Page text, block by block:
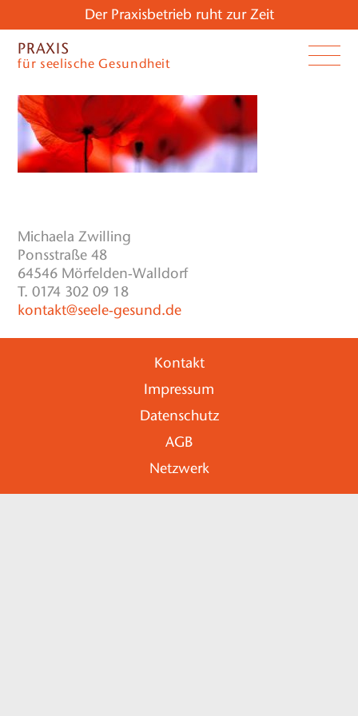
Der Praxisbetrieb ruht zur Zeit
PRAXIS
für seelische Gesundheit
Michaela Zwilling
Ponsstraße 48
64546 Mörfelden-Walldorf
T. 0174 302 09 18
kontakt@seele-gesund.de
Kontakt
Impressum
Datenschutz
AGB
Netzwerk